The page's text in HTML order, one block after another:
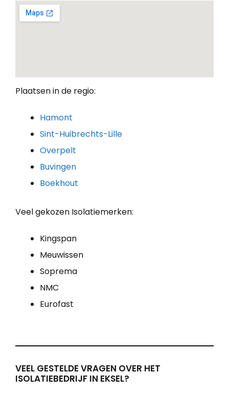
Plaatsen in de regio:
Hamont
Sint-Huibrechts-Lille
Overpelt
Buvingen
Boekhout
Veel gekozen Isolatiemerken:
Kingspan
Meuwissen
Soprema
NMC
Eurofast
VEEL GESTELDE VRAGEN OVER HET
ISOLATIEBEDRIJF IN EKSEL?